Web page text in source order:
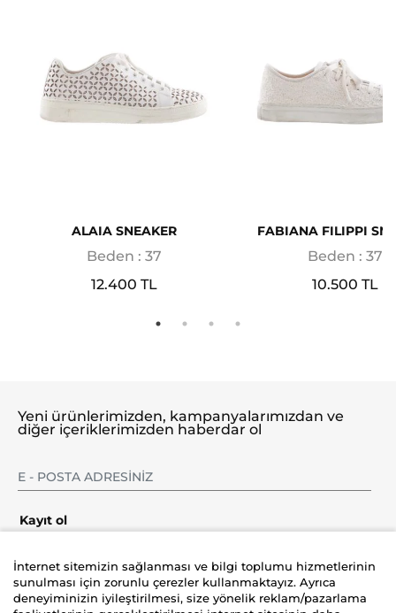
ALAIA SNEAKER
Beden : 37
12.400 TL
FABIANA FILIPPI
Beden : 37
10.500 TL
Şirket
Yeni ürünlerimizden, kampanyalarımızdan ve
diğer içeriklerimizden haberdar ol
Kayıt ol
İnternet sitemizin sağlanması ve bilgi toplumu hizmetlerinin
sunulması için zorunlu çerezler kullanmaktayız. Ayrıca
deneyiminizin iyileştirilmesi, size yönelik reklam/pazarlama